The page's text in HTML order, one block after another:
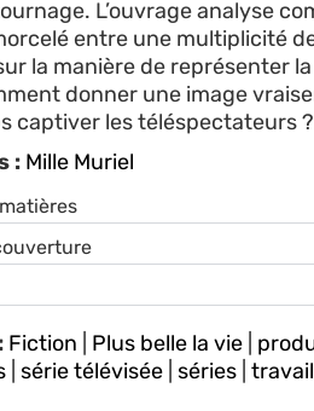
L’ouvrage analyse
entre une multiplicité
la manière de représenter
donner une image
captiver les téléspectateurs ?
: Mille Muriel
Fiction Plus belle la vie|
| série télévisée| séries|